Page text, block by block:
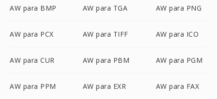
AW para BMP AW para TGA AW para PNG
AW para PCX AW para TIFF AW para ICO
AW para CUR AW para PBM AW para PGM
AW para PPM AW para EXR AW para FAX